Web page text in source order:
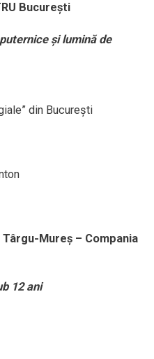
București
și lumină de
din București
Mureș – Compania
12 ani